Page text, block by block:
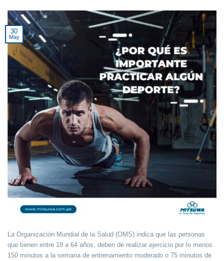
30
May
La Organización Mundial de la Salud (OMS) indica que las personas
que tienen entre 18 a 64 años, deben de realizar ejercicio por lo menos
150 minutos a la semana de entrenamiento moderado o 75 minutos de